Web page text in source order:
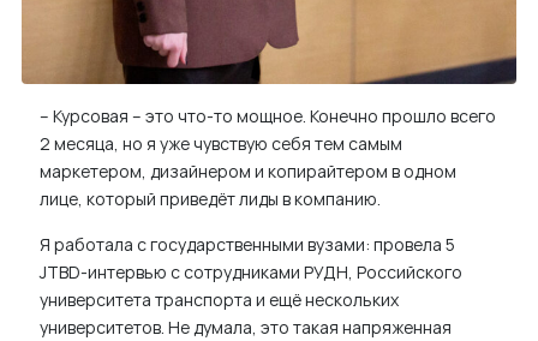
– Курсовая – это что-то мощное. Конечно прошло всего
2 месяца, но я уже чувствую себя тем самым
маркетером, дизайнером и копирайтером в одном
лице, который приведёт лиды в компанию.
Я работала с государственными вузами: провела 5
JTBD-интервью с сотрудниками РУДН, Российского
университета транспорта и ещё нескольких
университетов. Не думала, это такая напряженная